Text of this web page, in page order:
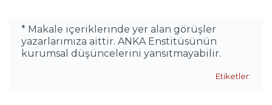
* Makale içeriklerinde yer alan görüşler
yazarlarımıza aittir. ANKA Enstitüsünün
kurumsal düşüncelerini yansıtmayabilir.
Etiketler: